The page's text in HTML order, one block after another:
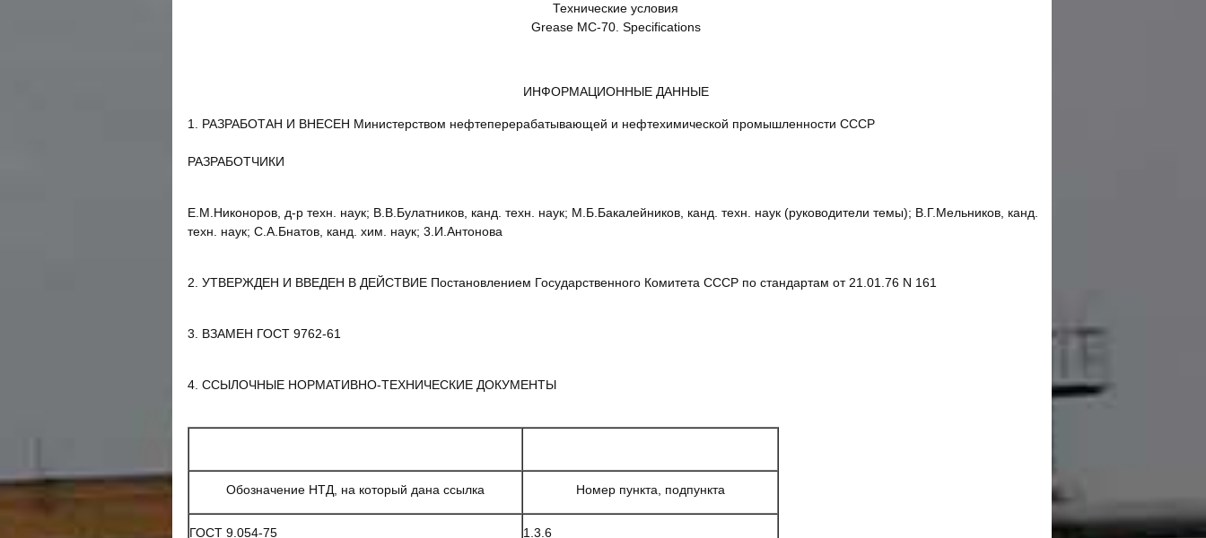
Технические условия
Grease MC-70. Specifications
ИНФОРМАЦИОННЫЕ ДАННЫЕ
1. РАЗРАБОТАН И ВНЕСЕН Министерством нефтеперерабатывающей и нефтехимической промышленности СССР
РАЗРАБОТЧИКИ
Е.М.Никоноров, д-р техн. наук; В.В.Булатников, канд. техн. наук; М.Б.Бакалейников, канд. техн. наук (руководители темы); В.Г.Мельников, канд.
техн. наук; С.А.Бнатов, канд. хим. наук; 3.И.Антонова
2. УТВЕРЖДЕН И ВВЕДЕН В ДЕЙСТВИЕ Постановлением Государственного Комитета СССР по стандартам от 21.01.76 N 161
3. ВЗАМЕН ГОСТ 9762-61
4. ССЫЛОЧНЫЕ НОРМАТИВНО-ТЕХНИЧЕСКИЕ ДОКУМЕНТЫ
Обозначение НТД, на который дана ссылка Номер пункта, подпункта
ГОСТ 9.054-75 1.3.6